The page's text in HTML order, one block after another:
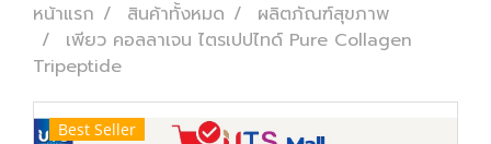
หน้าแรก สินค้าทั้งหมด
ผลิตภัณฑ์สุขภาพ
เพียว คอลลาเจน ไตรเปปไทด์ Pure Collagen
Tripeptide
Best Seller